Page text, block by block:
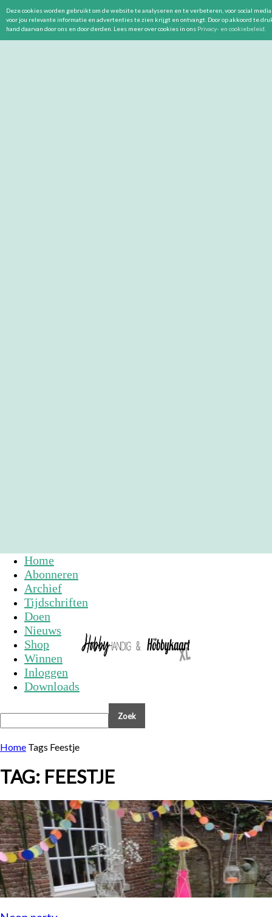
Home
Abonneren
Archief
Tijdschriften
Doen
Nieuws
Shop
Winnen
Inloggen
Downloads
Home Tags Feestje
TAG: FEESTJE
Deze cookies worden gebruikt om de website te analyseren en te verbeteren, voor social
voor jou relevante informatie en advertenties te zien krijgt en ontvangt. Door op akkoord te
hand daarvan door ons en door derden. Lees meer over cookies in ons Privacy- en cookiebeleid